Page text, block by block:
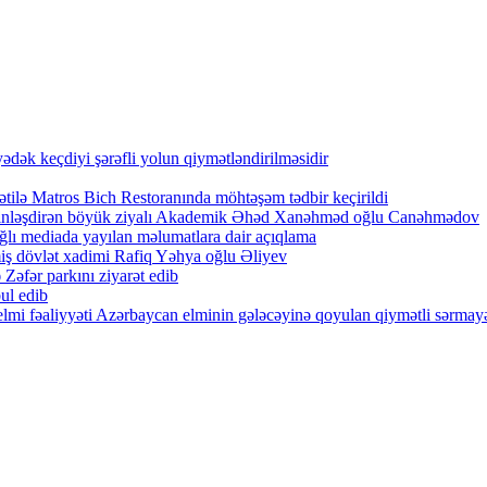
keçdiyi şərəfli yolun qiymətləndirilməsidir
Matros Bich Restoranında möhtəşəm tədbir keçirildi
böyük ziyalı Akademik Əhəd Xanəhməd oğlu Canəhmədov
mediada yayılan məlumatlara dair açıqlama
dövlət xadimi Rafiq Yəhya oğlu Əliyev
parkını ziyarət edib
edib
fəaliyyəti Azərbaycan elminin gələcəyinə qoyulan qiymətli